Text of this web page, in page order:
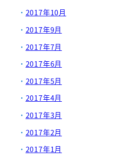
2017年10月
2017年9月
2017年7月
2017年6月
2017年5月
2017年4月
2017年3月
2017年2月
2017年1月